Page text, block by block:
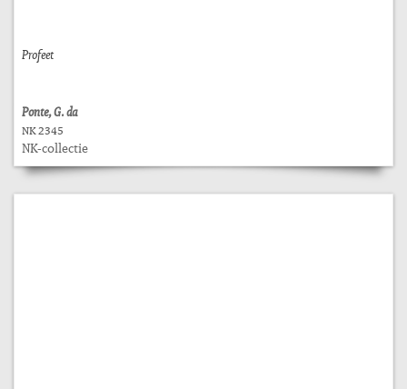
Profeet
Ponte, G. da
NK 2345
NK-collectie